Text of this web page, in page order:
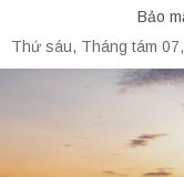
to
content
Bảo
Thứ sáu, Tháng tám